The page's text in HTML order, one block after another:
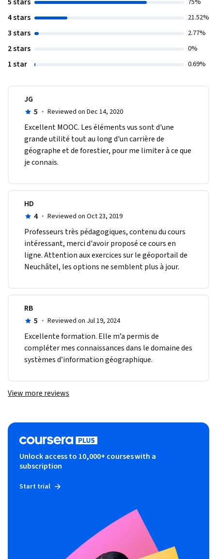
4 stars 21.52%
3 stars 2.77%
2 stars 0%
1 star 0.69%
JG
5 · Reviewed on Dec 14, 2020
Excellent MOOC. Les éléments vus sont d'une
grande utilité tout au long d'un carrière de
géographe et de forestier, pour me limiter à ce que
je connais.
HD
4 · Reviewed on Oct 23, 2019
Professeurs très pédagogiques, contenu du cours
intéressant, merci d'avoir proposé ce cours en
ligne. Attention aux exercices sur le géoportail de
Neuchâtel, les options ne semblent plus à jour.
RB
5 · Reviewed on Jul 19, 2024
Excellente formation. Elle m’a permis de
compléter mes connaissances dans le domaine des
systèmes d’information géographique.
View more reviews
Unlock access to 10,000+ courses with a
subscription
Start trial